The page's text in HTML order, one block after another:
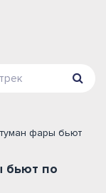
фары бьют
бьют по